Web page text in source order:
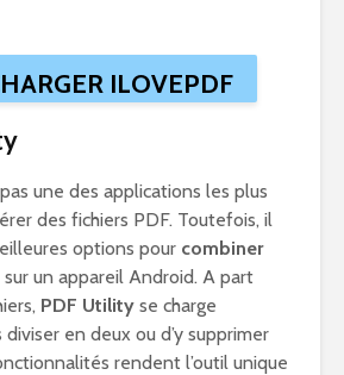
ILOVEPDF
pas une des applications les plus
des fichiers PDF. Toutefois, il
options pour combiner
sur un appareil Android. A part
PDF Utility se charge
en deux ou d’y supprimer
rendent l’outil unique